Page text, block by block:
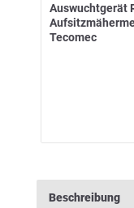
Auswuchtgerät
Tecomec
Beschreibung